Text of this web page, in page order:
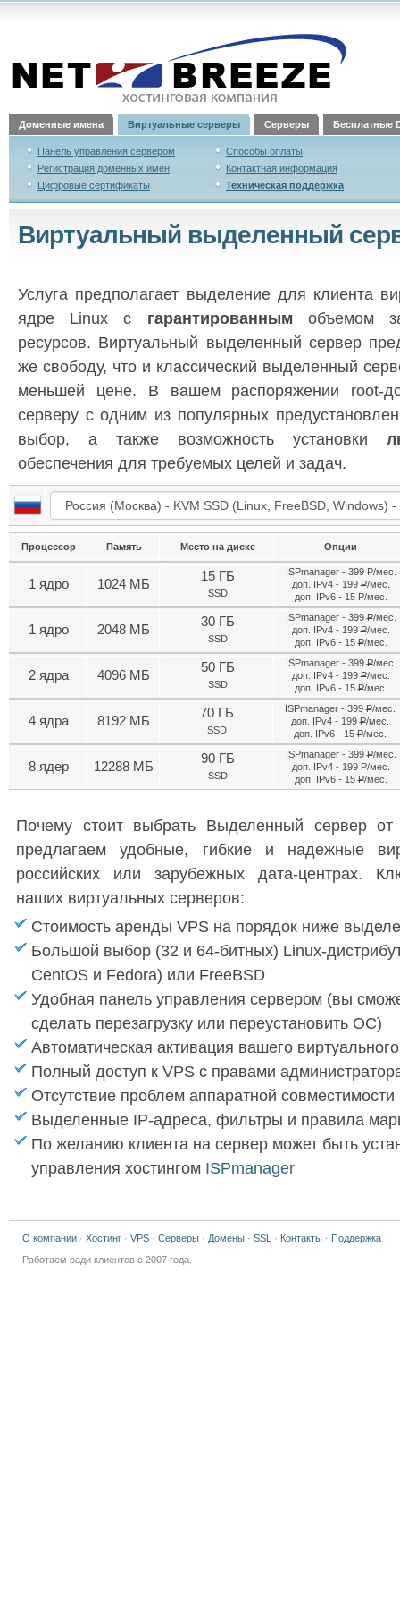
Доменные имена Виртуальные серверы Cерверы Бесплатные
Панель управления сервером
Регистрация доменных имен
Цифровые сертификаты
Способы оплаты
Контактная информация
Техническая поддержка
Виртуальный выделенный
Услуга предполагает выделение для клиента
ядре Linux с гарантированным объемом
ресурсов. Виртуальный выделенный сервер
же свободу, что и классический выделенный
меньшей цене. В вашем распоряжении root-
серверу с одним из популярных
выбор, а также возможность установки
обеспечения для требуемых целей и задач.
Процессор Память Место на диске Опции
1 ядро 1024 МБ
15 ГБ
SSD
ISPmanager - 399Р/мес.
доп. IPv4 - 199Р/мес.
доп. IPv6 - 15Р/мес.
1 ядро 2048 МБ
30 ГБ
SSD
ISPmanager - 399Р/мес.
доп. IPv4 - 199Р/мес.
доп. IPv6 - 15Р/мес.
2 ядра 4096 МБ
50 ГБ
SSD
ISPmanager - 399Р/мес.
доп. IPv4 - 199Р/мес.
доп. IPv6 - 15Р/мес.
4 ядра 8192 МБ
70 ГБ
SSD
ISPmanager - 399Р/мес.
доп. IPv4 - 199Р/мес.
доп. IPv6 - 15Р/мес.
8 ядер 12288 МБ
90 ГБ
SSD
ISPmanager - 399Р/мес.
доп. IPv4 - 199Р/мес.
доп. IPv6 - 15Р/мес.
Почему стоит выбрать Выделенный сервер
предлагаем удобные, гибкие и надежные
российских или зарубежных дата-центрах.
наших виртуальных серверов:
Стоимость аренды VPS на порядок ниже
Большой выбор (32 и 64-битных) Linux-
CentOS и Fedora) или FreeBSD
Удобная панель управления сервером (вы
сделать перезагрузку или переустановить ОС)
Автоматическая активация вашего
Полный доступ к VPS с правами
Отсутствие проблем аппаратной совместимости
Выделенные IP-адреса, фильтры и правила
По желанию клиента на сервер может быть
управления хостингом ISPmanager
О компании · Хостинг · VPS · Cерверы · Домены · SSL · Контакты · Поддержка
Работаем ради клиентов с 2007 года.